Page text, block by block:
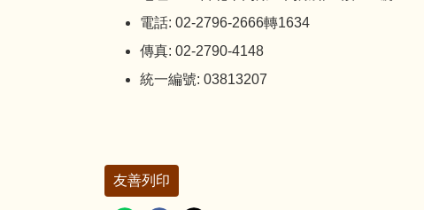
電話: 02-2796-2666轉1634
傳真: 02-2790-4148
統一編號: 03813207
友善列印